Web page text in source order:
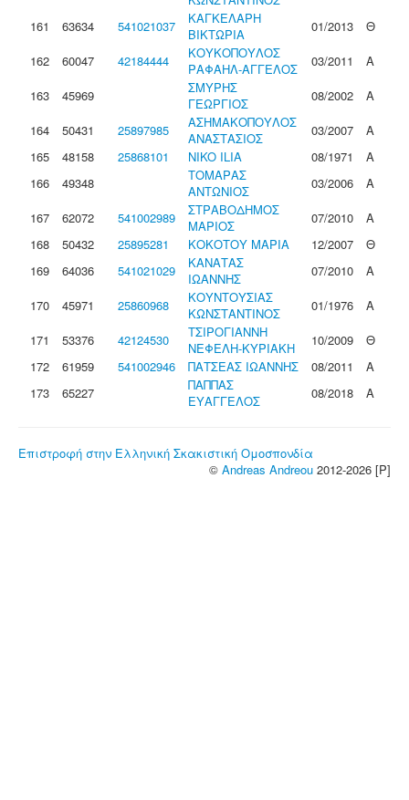
161
63634 541021037
ΚΑΓΚΕΛΑΡΗ
ΒΙΚΤΩΡΙΑ
01/2013
Θ
162
60047 42184444
ΚΟΥΚΟΠΟΥΛΟΣ
ΡΑΦΑΗΛ-ΑΓΓΕΛΟΣ
03/2011
Α
163
45969
ΣΜΥΡΗΣ
ΓΕΩΡΓΙΟΣ
08/2002
Α
164
50431 25897985
ΑΣΗΜΑΚΟΠΟΥΛΟΣ
ΑΝΑΣΤΑΣΙΟΣ
03/2007
Α
165
48158 25868101 NIKO ILIA 08/1971
Α
166
49348
ΤΟΜΑΡΑΣ
ΑΝΤΩΝΙΟΣ
03/2006
Α
167
62072 541002989
ΣΤΡΑΒΟΔΗΜΟΣ
ΜΑΡΙΟΣ
07/2010
Α
168
50432 25895281 ΚΟΚΟΤΟΥ ΜΑΡΙΑ 12/2007
Θ
169
64036 541021029
ΚΑΝΑΤΑΣ
ΙΩΑΝΝΗΣ
07/2010
Α
170
45971 25860968
ΚΟΥΝΤΟΥΣΙΑΣ
ΚΩΝΣΤΑΝΤΙΝΟΣ
01/1976
Α
171
53376 42124530
ΤΣΙΡΟΓΙΑΝΝΗ
ΝΕΦΕΛΗ-ΚΥΡΙΑΚΗ
10/2009
Θ
172
61959 541002946 ΠΑΤΣΕΑΣ ΙΩΑΝΝΗΣ 08/2011
Α
173
65227
ΠΑΠΠΑΣ
ΕΥΑΓΓΕΛΟΣ
08/2018 Α
Επιστροφή στην Ελληνική Σκακιστική Ομοσπονδία
© Andreas Andreou 2012-2026 [P]